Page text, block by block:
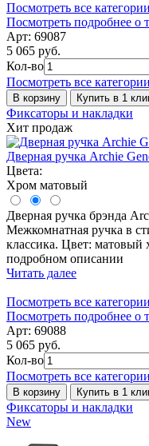
Посмотреть все категории
Посмотреть подробнее о
Арт: 69087
5 065 руб.
Кол-во
Посмотреть все категории
В корзину Купить в 1
Фиксаторы и накладки
Хит продаж
Дверная ручка Archie
Цвета:
Хром матовый
Дверная ручка брэнда
Межкомнатная ручка в
классика. Цвет: матовый
подробном описании
Читать далее
Посмотреть все категории
Посмотреть подробнее о
Арт: 69088
5 065 руб.
Кол-во
Посмотреть все категории
В корзину Купить в 1
Фиксаторы и накладки
New